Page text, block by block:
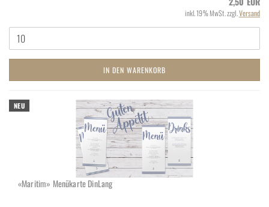
inkl. 19% MwSt. zzgl.Versand
IN DEN WARENKORB
NEU
«Ma­ri­tim» Me­nü­kar­te Din­Lang